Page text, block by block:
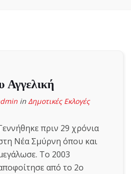
Αγγελική
in Δημοτικές Εκλογές
πριν 29 χρόνια
Νέα Σμύρνη όπου και
Το 2003
από το 2o